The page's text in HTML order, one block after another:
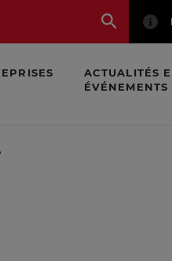
ACTUALITÉS
ÉVÉNEMENTS
?